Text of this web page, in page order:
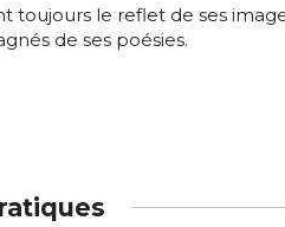
* Champ obligatoire
toujours le reflet de ses
de ses poésies.